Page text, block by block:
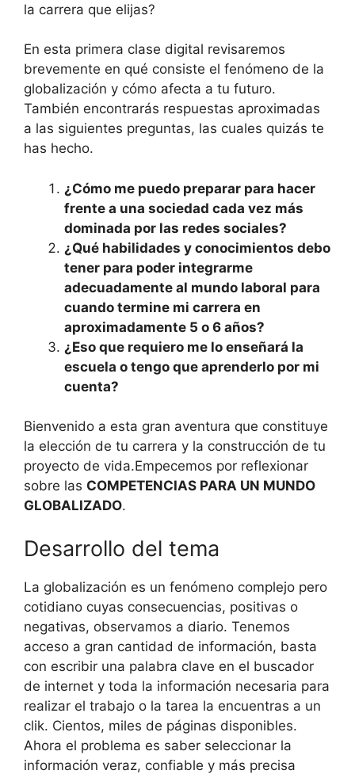
la carrera que elijas?
En esta primera clase digital revisaremos
brevemente en qué consiste el fenómeno de la
globalización y cómo afecta a tu futuro.
También encontrarás respuestas aproximadas
a las siguientes preguntas, las cuales quizás te
has hecho.
¿Cómo me puedo preparar para hacer
frente a una sociedad cada vez más
dominada por las redes sociales?
¿Qué habilidades y conocimientos debo
tener para poder integrarme
adecuadamente al mundo laboral para
cuando termine mi carrera en
aproximadamente 5 o 6 años?
¿Eso que requiero me lo enseñará la
escuela o tengo que aprenderlo por mi
cuenta?
Bienvenido a esta gran aventura que constituye
la elección de tu carrera y la construcción de tu
proyecto de vida.Empecemos por reflexionar
sobre las COMPETENCIAS PARA UN MUNDO
GLOBALIZADO.
Desarrollo del tema
La globalización es un fenómeno complejo pero
cotidiano cuyas consecuencias, positivas o
negativas, observamos a diario. Tenemos
acceso a gran cantidad de información, basta
con escribir una palabra clave en el buscador
de internet y toda la información necesaria para
realizar el trabajo o la tarea la encuentras a un
clik. Cientos, miles de páginas disponibles.
Ahora el problema es saber seleccionar la
información veraz, confiable y más precisa